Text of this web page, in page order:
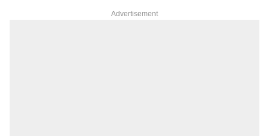
Advertisement